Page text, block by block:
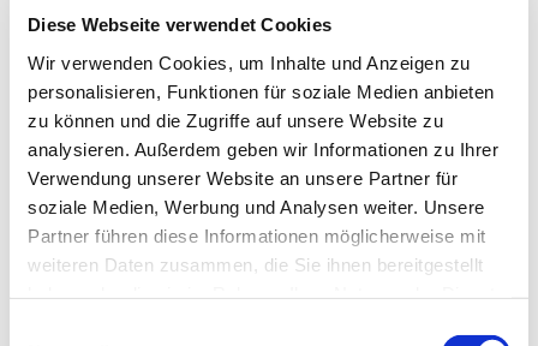
Diese Webseite verwendet Cookies
Wir verwenden Cookies, um Inhalte und Anzeigen zu
personalisieren, Funktionen für soziale Medien anbieten
zu können und die Zugriffe auf unsere Website zu
analysieren. Außerdem geben wir Informationen zu Ihrer
Verwendung unserer Website an unsere Partner für
soziale Medien, Werbung und Analysen weiter. Unsere
Partner führen diese Informationen möglicherweise mit
weiteren Daten zusammen, die Sie ihnen bereitgestellt
Dein Thema?
Das Thema interessiert dich? Wenn Du fragen hast,
dann melde dich ganz unverbindlich bei uns!
VORNAME*